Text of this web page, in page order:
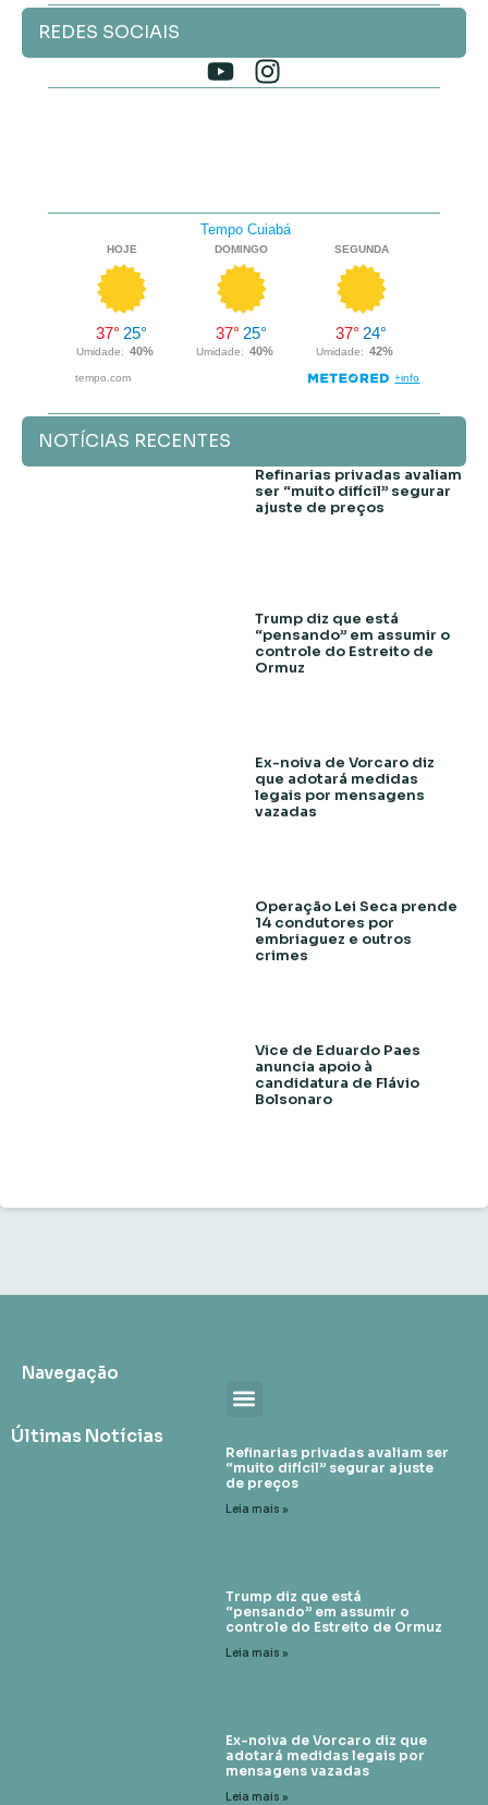
REDES SOCIAIS
NOTÍCIAS RECENTES
Refinarias privadas avaliam
ser “muito difícil” segurar
ajuste de preços
Trump diz que está
“pensando” em assumir o
controle do Estreito de
Ormuz
Ex-noiva de Vorcaro diz
que adotará medidas
legais por mensagens
vazadas
Operação Lei Seca prende
14 condutores por
embriaguez e outros
crimes
Vice de Eduardo Paes
anuncia apoio à
candidatura de Flávio
Bolsonaro
Navegação
Últimas Notícias
Refinarias privadas avaliam ser
“muito difícil” segurar ajuste
de preços
Leia mais »
Trump diz que está
“pensando” em assumir o
controle do Estreito de Ormuz
Leia mais »
Ex-noiva de Vorcaro diz que
adotará medidas legais por
mensagens vazadas
Leia mais »